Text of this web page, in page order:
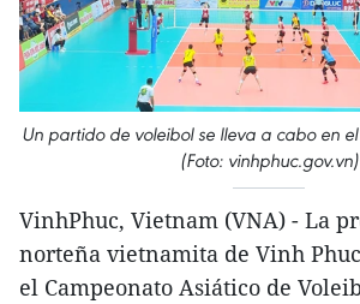
Un partido de voleibol se lleva a cabo en
(Foto: vinhphuc.gov.vn)
VinhPhuc, Vietnam (VNA) - La
norteña vietnamita de Vinh
el Campeonato Asiático de